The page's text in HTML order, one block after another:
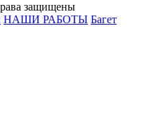
защищены
НАШИ РАБОТЫ Багет